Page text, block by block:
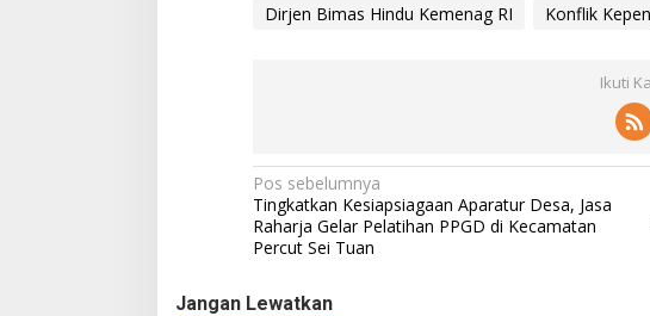
Dirjen Bimas Hindu Kemenag RI Konflik
Ikuti
Navigasi
pos
Pos sebelumnya
Tingkatkan Kesiapsiagaan Aparatur Desa, Jasa
Raharja Gelar Pelatihan PPGD di Kecamatan
Percut Sei Tuan
Jangan Lewatkan